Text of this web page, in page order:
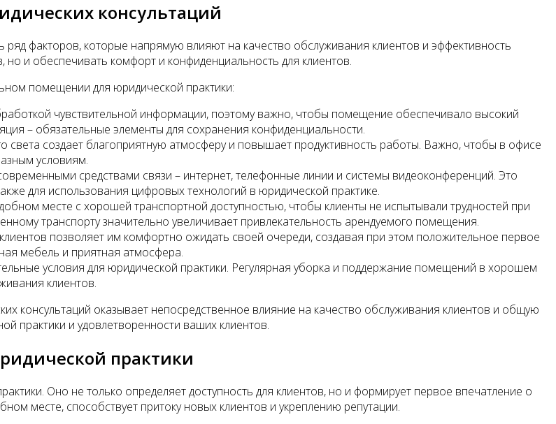
консультаций
факторов, которые напрямую влияют на качество обслуживания клиентов и эффективность
и обеспечивать комфорт и конфиденциальность для клиентов.
помещении для юридической практики:
чувствительной информации, поэтому важно, чтобы помещение обеспечивало высокий
– обязательные элементы для сохранения конфиденциальности.
света создает благоприятную атмосферу и повышает продуктивность работы. Важно, чтобы в офисе
условиям.
средствами связи – интернет, телефонные линии и системы видеоконференций. Это
для использования цифровых технологий в юридической практике.
месте с хорошей транспортной доступностью, чтобы клиенты не испытывали трудностей при
транспорту значительно увеличивает привлекательность арендуемого помещения.
позволяет им комфортно ожидать своей очереди, создавая при этом положительное первое
мебель и приятная атмосфера.
условия для юридической практики. Регулярная уборка и поддержание помещений в хорошем
клиентов.
оказывает непосредственное влияние на качество обслуживания клиентов и общую
практики и удовлетворенности ваших клиентов.
практики
Оно не только определяет доступность для клиентов, но и формирует первое впечатление о
месте, способствует притоку новых клиентов и укреплению репутации.